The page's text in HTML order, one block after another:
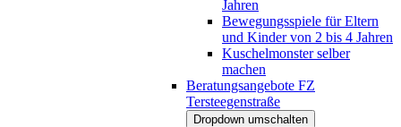
Jahren
Bewegungsspiele für Eltern
und Kinder von 2 bis 4 Jahren
Kuschelmonster selber
machen
Beratungsangebote FZ
Tersteegenstraße
Dropdown umschalten